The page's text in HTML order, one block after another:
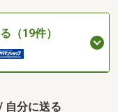
（19件）
自分に送る